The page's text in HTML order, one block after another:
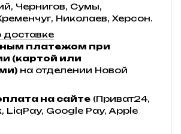
Чернигов, Сумы,
Николаев, Херсон.
доставке
платежом при
(картой или
на отделении Новой
на сайте (Приват24,
LiqPay, Google Pay, Apple